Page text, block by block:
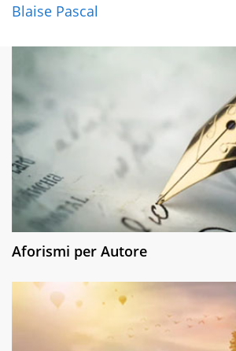
Blaise Pascal
Aforismi per Autore